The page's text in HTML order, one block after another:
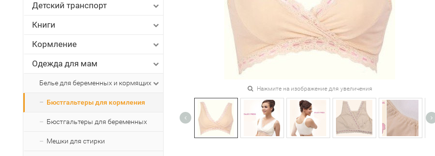
Детский транспорт
Книги
Кормление
Одежда для мам
Белье для беременных и кормящих
Бюстгальтеры для кормления
Бюстгальтеры для беременных
Мешки для стирки
Нажмите на изображение для увеличения